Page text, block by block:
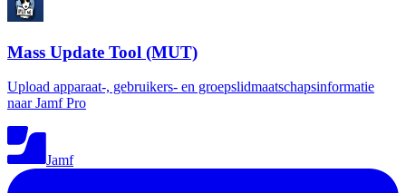
Mass Update Tool (MUT)
Upload apparaat-, gebruikers- en groepslidmaatschapsinformatie
naar Jamf Pro
Jamf